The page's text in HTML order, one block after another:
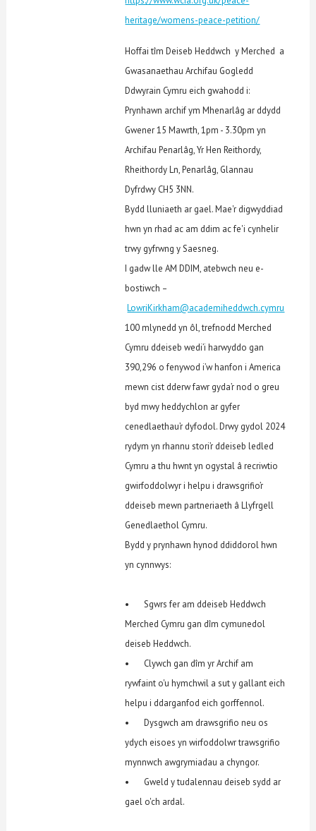
heritage/womens-peace-petition/
Hoffai tîm Deiseb Heddwch y Merched a
Gwasanaethau Archifau Gogledd
Ddwyrain Cymru eich gwahodd i:
Prynhawn archif ym Mhenarlâg ar ddydd
Gwener 15 Mawrth, 1pm - 3.30pm yn
Archifau Penarlâg, Yr Hen Reithordy,
Rheithordy Ln, Penarlâg, Glannau
Dyfrdwy CH5 3NN.
Bydd lluniaeth ar gael. Mae'r digwyddiad
hwn yn rhad ac am ddim ac fe'i cynhelir
trwy gyfrwng y Saesneg.
I gadw lle AM DDIM, atebwch neu e-
bostiwch –
LowriKirkham@academiheddwch.cymru
100 mlynedd yn ôl, trefnodd Merched
Cymru ddeiseb wedi’i harwyddo gan
390,296 o fenywod i’w hanfon i America
mewn cist dderw fawr gyda’r nod o greu
byd mwy heddychlon ar gyfer
cenedlaethau’r dyfodol. Drwy gydol 2024
rydym yn rhannu stori’r ddeiseb ledled
Cymru a thu hwnt yn ogystal â recriwtio
gwirfoddolwyr i helpu i drawsgrifio’r
ddeiseb mewn partneriaeth â Llyfrgell
Genedlaethol Cymru.
Bydd y prynhawn hynod ddiddorol hwn
yn cynnwys:
• Sgwrs fer am ddeiseb Heddwch
Merched Cymru gan dîm cymunedol
deiseb Heddwch.
• Clywch gan dîm yr Archif am
rywfaint o'u hymchwil a sut y gallant eich
helpu i ddarganfod eich gorffennol.
• Dysgwch am drawsgrifio neu os
ydych eisoes yn wirfoddolwr trawsgrifio
mynnwch awgrymiadau a chyngor.
• Gweld y tudalennau deiseb sydd ar
gael o'ch ardal.